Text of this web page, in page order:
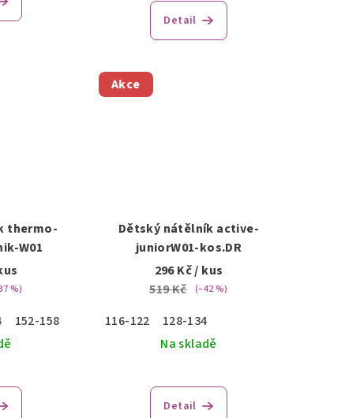
Detail
thermo-
W01
%)
152-158
Akce
Dětský nátělník active-
juniorW01-kos.DR
296 Kč/ kus
519 Kč
(–42 %)
116-122
128-134
Na skladě
Detail